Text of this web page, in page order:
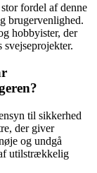
fordel af denne
brugervenlighed.
hobbyister, der
svejseprojekter.
til sikkerhed
der giver
og undgå
utilstrækkelig